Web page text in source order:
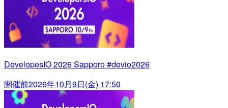
DevelopesIO 2026 Sapporo #devio2026
開催前2026年10月9日(金) 17:50